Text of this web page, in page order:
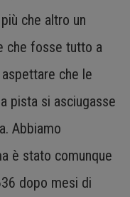
che altro un
che fosse tutto a
che le
pista si asciugasse
Abbiamo
è stato comunque
dopo mesi di